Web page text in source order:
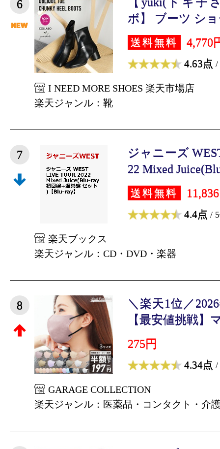
6
ボ】 ブーツ シ
送料無料 4,770
4.63点 /
I NEED MORE SHOES 楽天市場店
楽天ジャンル：靴
7
ジャニーズ
22 Mixed
送料無料
4.4点 /
楽天ブックス
楽天ジャンル：CD・DVD・楽器
8
＼楽天1位／
【最安値挑戦】
275円
4.34点 /
GARAGE COLLECTION
楽天ジャンル：医薬品・コンタクト・介